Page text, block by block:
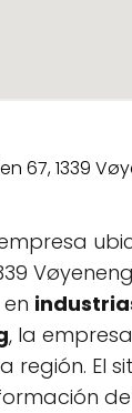
, la
región. El